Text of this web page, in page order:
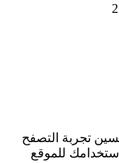
تجربة التصفح
للموقع